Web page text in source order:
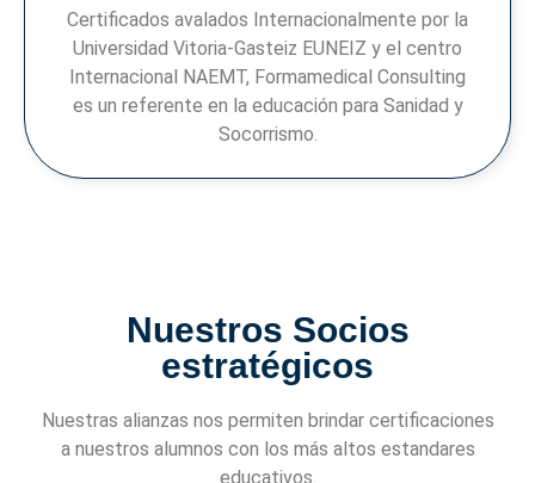
Certificados avalados Internacionalmente por la
Universidad Vitoria-Gasteiz EUNEIZ y el centro
Internacional NAEMT, Formamedical Consulting
es un referente en la educación para Sanidad y
Socorrismo.
Nuestros Socios
estratégicos
Nuestras alianzas nos permiten brindar certificaciones
a nuestros alumnos con los más altos estandares
educativos.